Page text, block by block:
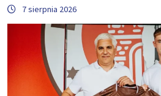
7 sierpnia 2026